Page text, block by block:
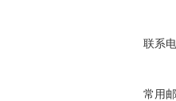
联系
常用